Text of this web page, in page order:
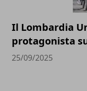
Il Lombardia
protagonista
25/09/2025